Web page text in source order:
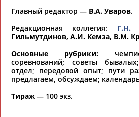
Выберите другой тип
Органы управления, федерации,
Академии и т.п.
Выберите из списка
Регион
Главный редактор — В.А. Уваров.
Редакционная коллегия: Г.Н.
Гильмутдинов, А.И. Кемза, В.М.
Основные рубрики:
соревнований; советы
отдел; передовой опыт; пути
предлагаем, обсуждаем;
Тираж — 100 экз.